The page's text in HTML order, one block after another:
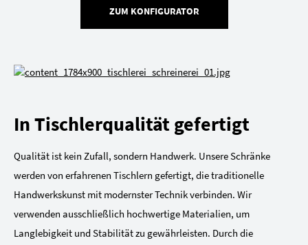
ZUM KONFIGURATOR
In Tischlerqualität gefertigt
Qualität ist kein Zufall, sondern Handwerk. Unsere Schränke
werden von erfahrenen Tischlern gefertigt, die traditionelle
Handwerkskunst mit modernster Technik verbinden. Wir
verwenden ausschließlich hochwertige Materialien, um
Langlebigkeit und Stabilität zu gewährleisten. Durch die